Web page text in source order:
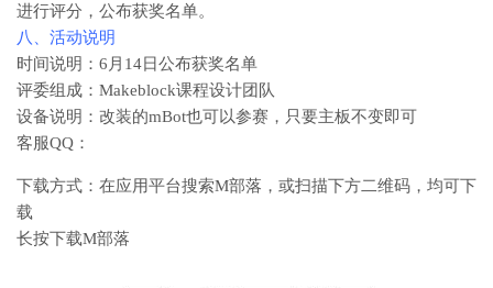
进行评分，公布获奖名单。
八、活动说明
时间说明：6月14日公布获奖名单
评委组成：Makeblock课程设计团队
设备说明：改装的mBot也可以参赛，只要主板不变即可
客服QQ：
下载方式：在应用平台搜索M部落，或扫描下方二维码，均可下
载
长按下载M部落